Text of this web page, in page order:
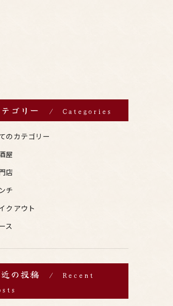
ゴリー Categories
のカテゴリー
屋
店
チ
クアウト
ス
の投稿
Recent